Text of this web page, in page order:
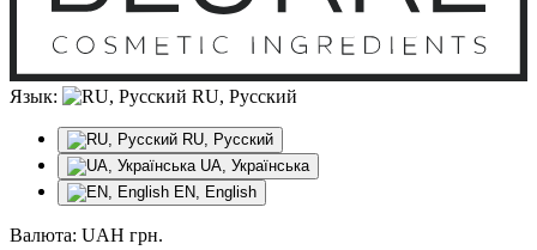
Язык: RU, Русский
RU, Русский
UA, Українська
EN, English
Валюта: UAH грн.